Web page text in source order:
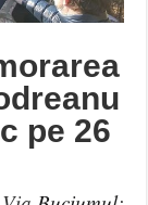
pe 26